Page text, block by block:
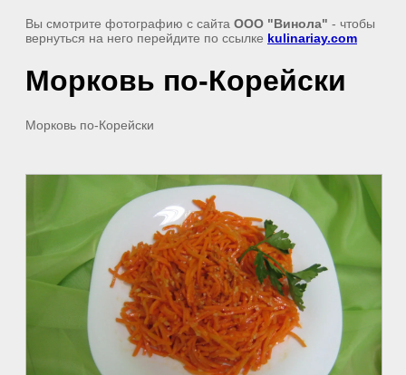
Вы смотрите фотографию с сайта ООО "Винола" - чтобы
вернуться на него перейдите по ссылке kulinariay.com
Морковь по-Корейски
Морковь по-Корейски